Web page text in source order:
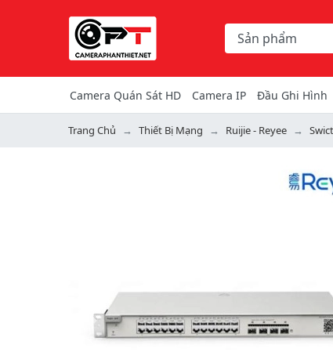
Chọn danh mục tìm
Từ khóa hoặc mã
Camera Quán Sát HD Camera IP Đầu Ghi Hình
Trang Chủ Thiết Bị Mạng Ruijie - Reyee
Previous